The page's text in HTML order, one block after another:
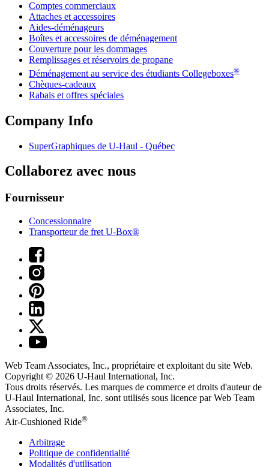
Comptes commerciaux
Attaches et accessoires
Aides-déménageurs
Boîtes et accessoires de déménagement
Couverture pour les dommages
Remplissages et réservoirs de propane
Déménagement au service des étudiants Collegeboxes®
Chèques-cadeaux
Rabais et offres spéciales
Company Info
SuperGraphiques de U-Haul - Québec
Collaborez avec nous
Fournisseur
Concessionnaire
Transporteur de fret U-Box®
Web Team Associates, Inc., propriétaire et exploitant du site Web.
Copyright © 2026 U-Haul International, Inc.
Tous droits réservés. Les marques de commerce et droits d'auteur de
U-Haul International, Inc. sont utilisés sous licence par Web Team
Associates, Inc.
Air-Cushioned Ride®
Arbitrage
Politique de confidentialité
Modalités d'utilisation